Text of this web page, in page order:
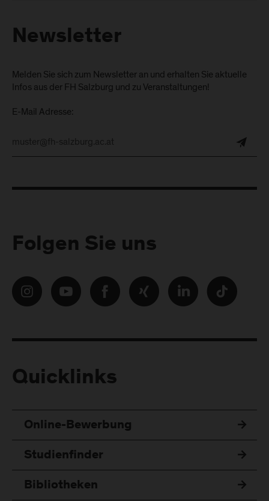
Newsletter
Melden Sie sich zum Newsletter an und erhalten Sie aktuelle
Infos aus der FH Salzburg und zu Veranstaltungen!
E-Mail Adresse:
Folgen Sie uns
Quicklinks
Online-Bewerbung
Studienfinder
Bibliotheken